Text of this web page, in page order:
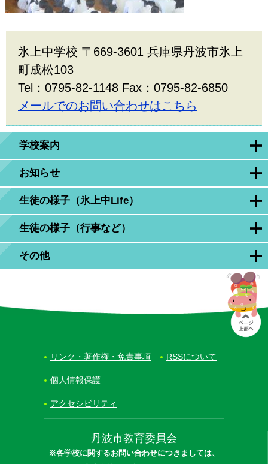
学校案内
お知らせ
生徒の様子（氷上中Life）
生徒の様子（行事など）
その他
氷上中学校 〒669-3601 兵庫県丹波市氷上
町成松103
Tel：0795-82-1148 Fax：0795-82-6850
メールでのお問い合わせはこちら
丹波市教育委員会
※各学校に関するお問い合わせにつきましては、
リンク・著作権・免責事項 RSSについて
個人情報保護
アクセシビリティ